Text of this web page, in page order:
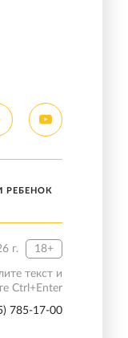
РЕБЕНОК
г. 18+
текст и
Ctrl+Enter
785-17-00